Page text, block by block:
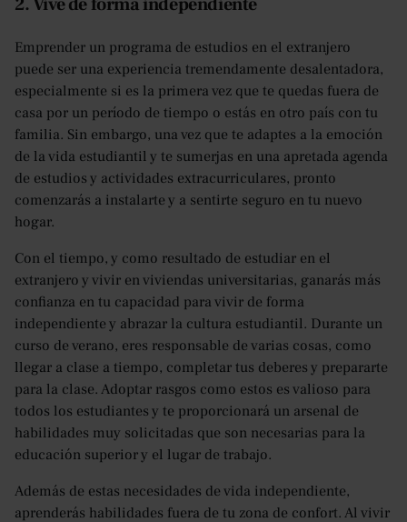
Emprender un programa de estudios en el extranjero
puede ser una experiencia tremendamente desalentadora,
especialmente si es la primera vez que te quedas fuera de
casa por un período de tiempo o estás en otro país con tu
familia. Sin embargo, una vez que te adaptes a la emoción
de la vida estudiantil y te sumerjas en una apretada agenda
de estudios y actividades extracurriculares, pronto
comenzarás a instalarte y a sentirte seguro en tu nuevo
hogar.
Con el tiempo, y como resultado de estudiar en el
extranjero y vivir en viviendas universitarias, ganarás más
confianza en tu capacidad para vivir de forma
independiente y abrazar la cultura estudiantil. Durante un
curso de verano, eres responsable de varias cosas, como
llegar a clase a tiempo, completar tus deberes y prepararte
para la clase. Adoptar rasgos como estos es valioso para
todos los estudiantes y te proporcionará un arsenal de
habilidades muy solicitadas que son necesarias para la
educación superior y el lugar de trabajo.
Además de estas necesidades de vida independiente,
aprenderás habilidades fuera de tu zona de confort. Al vivir